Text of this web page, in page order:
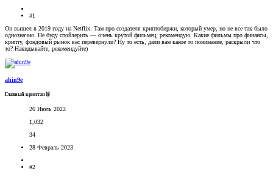
#1
Он вышел в 2019 году на Netflix. Там про создателя криптобиржи, который умер, но не все так было
однозначно. Не буду спойлерить — очень крутой фильмец, рекомендую. Какие фильмы про финансы,
крипту, фондовый рынок вас перевернули? Ну то есть, дали вам какое то понимание, раскрыли что
то? Накидывайте, рекомендуйте)
ahin9e
Главный криптан🥈
26 Июль 2022
1,032
34
28 Февраль 2023
#2